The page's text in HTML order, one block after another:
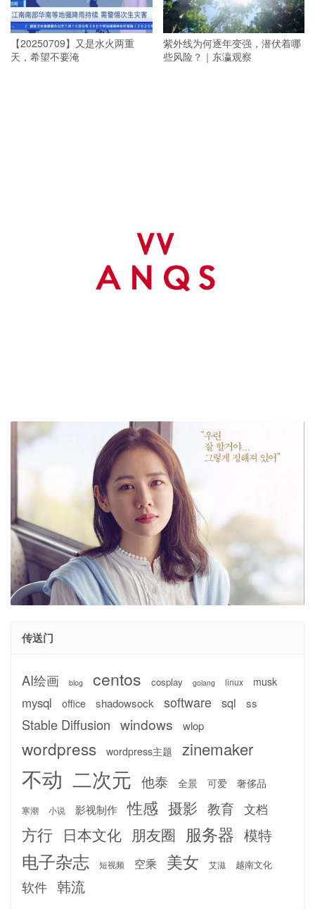
【20250709】又是水火两重
天，希望不要淹
紫外线为何逐年变强，潜伏着哪
些风险？｜东瀛观察
传送门
AI绘画 blog centos cosplay golang linux musk
mysql office shadowsock software sql ss
Stable Diffusion windows wlop
wordpress wordpress主题 zinemaker
不动 二次元 他泰 全景 可爱 奢侈品
寒潮 小说 影视制作 性感 摄影 教育 文档
方行 日本文化 朋友圈 服务器 模特
电子杂志 短视频 空乘 美女 艾滋 越南文化
软件 韩流